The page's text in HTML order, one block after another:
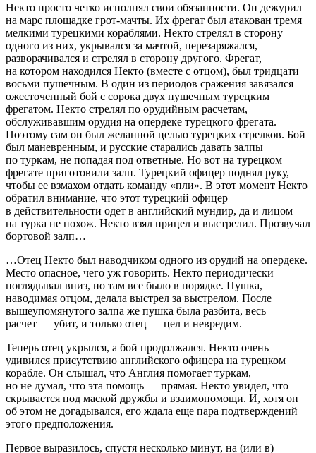
Некто просто четко исполнял свои обязанности. Он дежурил
на марс площадке грот-мачты. Их фрегат был атакован тремя
мелкими турецкими кораблями. Некто стрелял в сторону
одного из них, укрывался за мачтой, перезаряжался,
разворачивался и стрелял в сторону другого. Фрегат,
на котором находился Некто (вместе с отцом), был тридцати
восьми пушечным. В один из периодов сражения завязался
ожесточенный бой с сорока двух пушечным турецким
фрегатом. Некто стрелял по орудийным расчетам,
обслуживавшим орудия на опердеке турецкого фрегата.
Поэтому сам он был желанной целью турецких стрелков. Бой
был маневренным, и русские старались давать залпы
по туркам, не попадая под ответные. Но вот на турецком
фрегате приготовили залп. Турецкий офицер поднял руку,
чтобы ее взмахом отдать команду «пли». В этот момент Некто
обратил внимание, что этот турецкий офицер
в действительности одет в английский мундир, да и лицом
на турка не похож. Некто взял прицел и выстрелил. Прозвучал
бортовой залп…
…Отец Некто был наводчиком одного из орудий на опердеке.
Место опасное, чего уж говорить. Некто периодически
поглядывал вниз, но там все было в порядке. Пушка,
наводимая отцом, делала выстрел за выстрелом. После
вышеупомянутого залпа же пушка была разбита, весь
расчет — убит, и только отец — цел и невредим.
Теперь отец укрылся, а бой продолжался. Некто очень
удивился присутствию английского офицера на турецком
корабле. Он слышал, что Англия помогает туркам,
но не думал, что эта помощь — прямая. Некто увидел, что
скрывается под маской дружбы и взаимопомощи. И, хотя он
об этом не догадывался, его ждала еще пара подтверждений
этого предположения.
Первое выразилось, спустя несколько минут, на (или в)